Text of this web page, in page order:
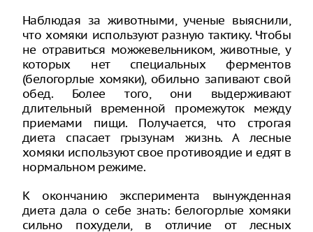
Наблюдая за животными, ученые выяснили,
что хомяки используют разную тактику. Чтобы
не отравиться можжевельником, животные, у
которых нет специальных ферментов
(белогорлые хомяки), обильно запивают свой
обед. Более того, они выдерживают
длительный временной промежуток между
приемами пищи. Получается, что строгая
диета спасает грызунам жизнь. А лесные
хомяки используют свое противоядие и едят в
нормальном режиме.
К окончанию эксперимента вынужденная
диета дала о себе знать: белогорлые хомяки
сильно похудели, в отличие от лесных